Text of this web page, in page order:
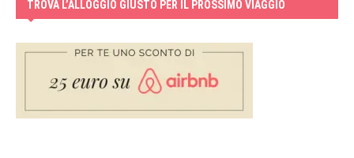
TROVA L’ALLOGGIO GIUSTO PER IL PROSSIMO VIAGGIO